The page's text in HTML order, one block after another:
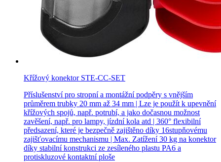
Křížový konektor STE-CC-SET
Příslušenství pro stropní a montážní podpěry s vnějším
průměrem trubky 20 mm až 34 mm | Lze je použít k upevnění
křížových spojů, např. potrubí, a jako dočasnou možnost
zavěšení, např. pro lampy, jízdní kola atd | 360° flexibilní
předsazení, které je bezpečně zajištěno díky 16stupňovému
zajišťovacímu mechanismu | Max. Zatížení 30 kg na konektor
díky stabilní konstrukci ze zesíleného plastu PA6 a
protiskluzové kontaktní ploše